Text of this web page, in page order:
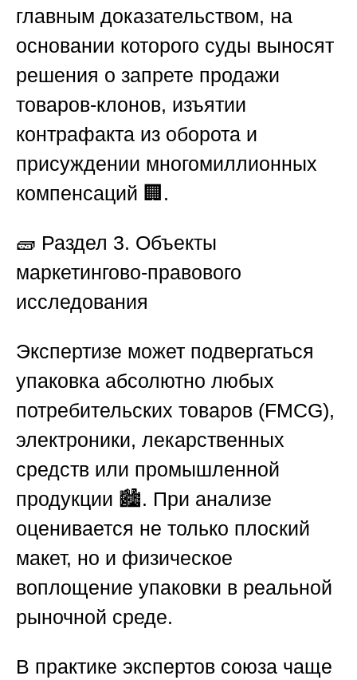
главным доказательством, на
основании которого суды выносят
решения о запрете продажи
товаров-клонов, изъятии
контрафакта из оборота и
присуждении многомиллионных
компенсаций 🏢.
🧱 Раздел 3. Объекты
маркетингово-правового
исследования
Экспертизе может подвергаться
упаковка абсолютно любых
потребительских товаров (FMCG),
электроники, лекарственных
средств или промышленной
продукции 🏙️. При анализе
оценивается не только плоский
макет, но и физическое
воплощение упаковки в реальной
рыночной среде.
В практике экспертов союза чаще